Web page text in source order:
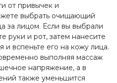
от привычек и
выбрать очищающий
за лицом. Если вы выбрали
руки и рот, затем нанесите
и вспеньте его на кожу лица.
выполняя массаж
напряжение, а в
также уменьшится